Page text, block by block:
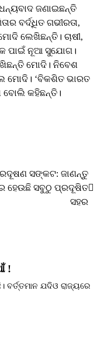
ଜଣାଇଛନ୍ତି
ବର୍ଦ୍ଧିତ ଗଭୀରତା,
ଲେଖିଛନ୍ତି। ଚାଷୀ,
ପାଇଁ ନୂଆ ସୁଯୋଗ।
ମୋଦି। ନିବେଶ
ମୋଦି। ‘ବିକଶିତ ଭାରତ
ବୋଲି କହିଛନ୍ତି।
ସଙ୍କଟ: ଜାଣନ୍ତୁ
ହେଉଛି ସବୁଠୁ ପ୍ରଦୂଷିତ
ସହର
!
ବର୍ତ୍ତମାନ ଯଦିଓ ରାଜ୍ୟରେ